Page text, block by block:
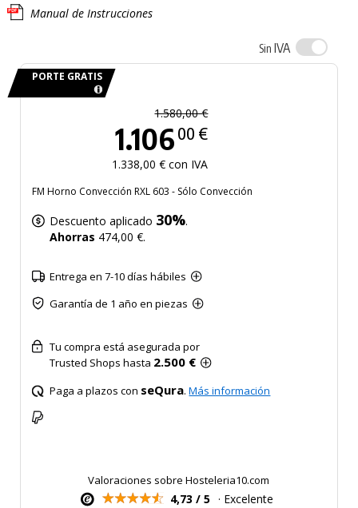
Manual de Instrucciones
Sin IVA
PORTE GRATIS
1.580,00 €
1.106 00 €
1.338,00 € con IVA
FM Horno Convección RXL 603 - Sólo Convección
Descuento aplicado 30%.
Ahorras 474,00 €.
Entrega en 7-10 días hábiles
Garantía de 1 año en piezas
Tu compra está asegurada por
Trusted Shops hasta 2.500 €
Paga a plazos con seQura.Más información
Valoraciones sobre Hosteleria10.com
4,73 / 5 · Excelente